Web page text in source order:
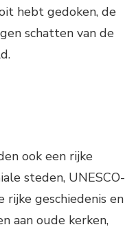
hebt gedoken, de
schatten van de
ook een rijke
steden, UNESCO-
geschiedenis en
aan oude kerken,